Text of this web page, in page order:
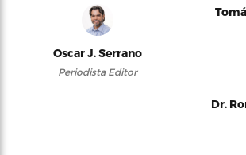
Oscar J. Serrano
Periodista Editor
Dr.